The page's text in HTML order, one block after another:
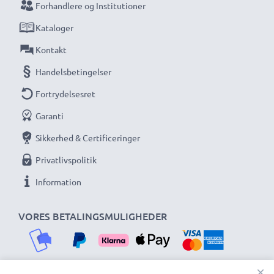
VORES BETALINGSMULIGHEDER
Forhandlere og Institutioner
Kataloger
Kontakt
Handelsbetingelser
Fortrydelsesret
Garanti
Sikkerhed & Certificeringer
Privatlivspolitik
Information